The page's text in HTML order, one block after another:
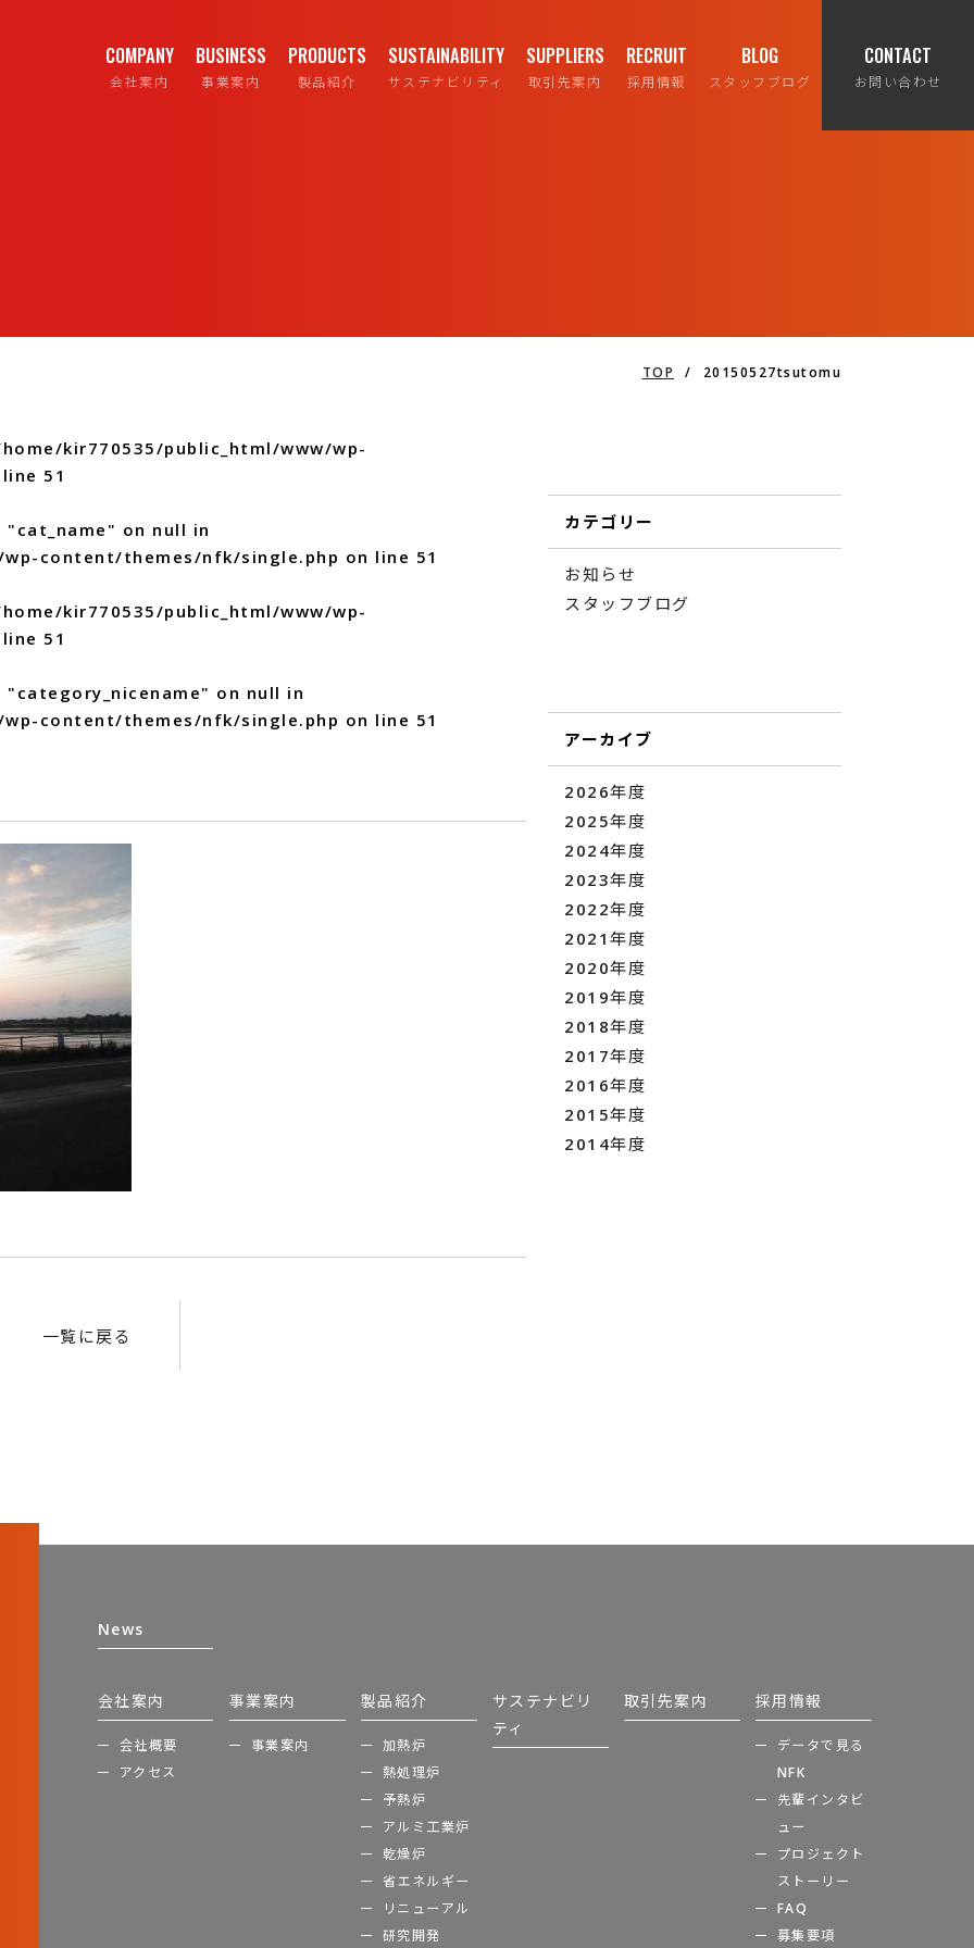
COMPANY
会社案内
BUSINESS
事業案内
PRODUCTS
製品紹介
SUSTAINABILITY
サステナビリティ
SUPPLIERS
取引先案内
RECRUIT
採用情報
BLOG
スタッフブログ
CONTACT
お問い合わせ
TOP / 20150527tsutomu
kir770535/public_html/www/wp-
51
on null in
content/themes/nfk/single.php on line 51
kir770535/public_html/www/wp-
51
on null in
content/themes/nfk/single.php on line 51
一覧に戻る
カテゴリー
お知らせ
スタッフブログ
アーカイブ
2026年度
2025年度
2024年度
2023年度
2022年度
2021年度
2020年度
2019年度
2018年度
2017年度
2016年度
2015年度
2014年度
News
会社案内
会社概要
アクセス
事業案内
事業案内
製品紹介
加熱炉
熱処理炉
予熱炉
アルミ工業炉
乾燥炉
省エネルギー
リニューアル
研究開発
サステナビリ
ティ
取引先案内 採用情報
データで見る
NFK
先輩インタビ
ュー
プロジェクト
ストーリー
FAQ
募集要項